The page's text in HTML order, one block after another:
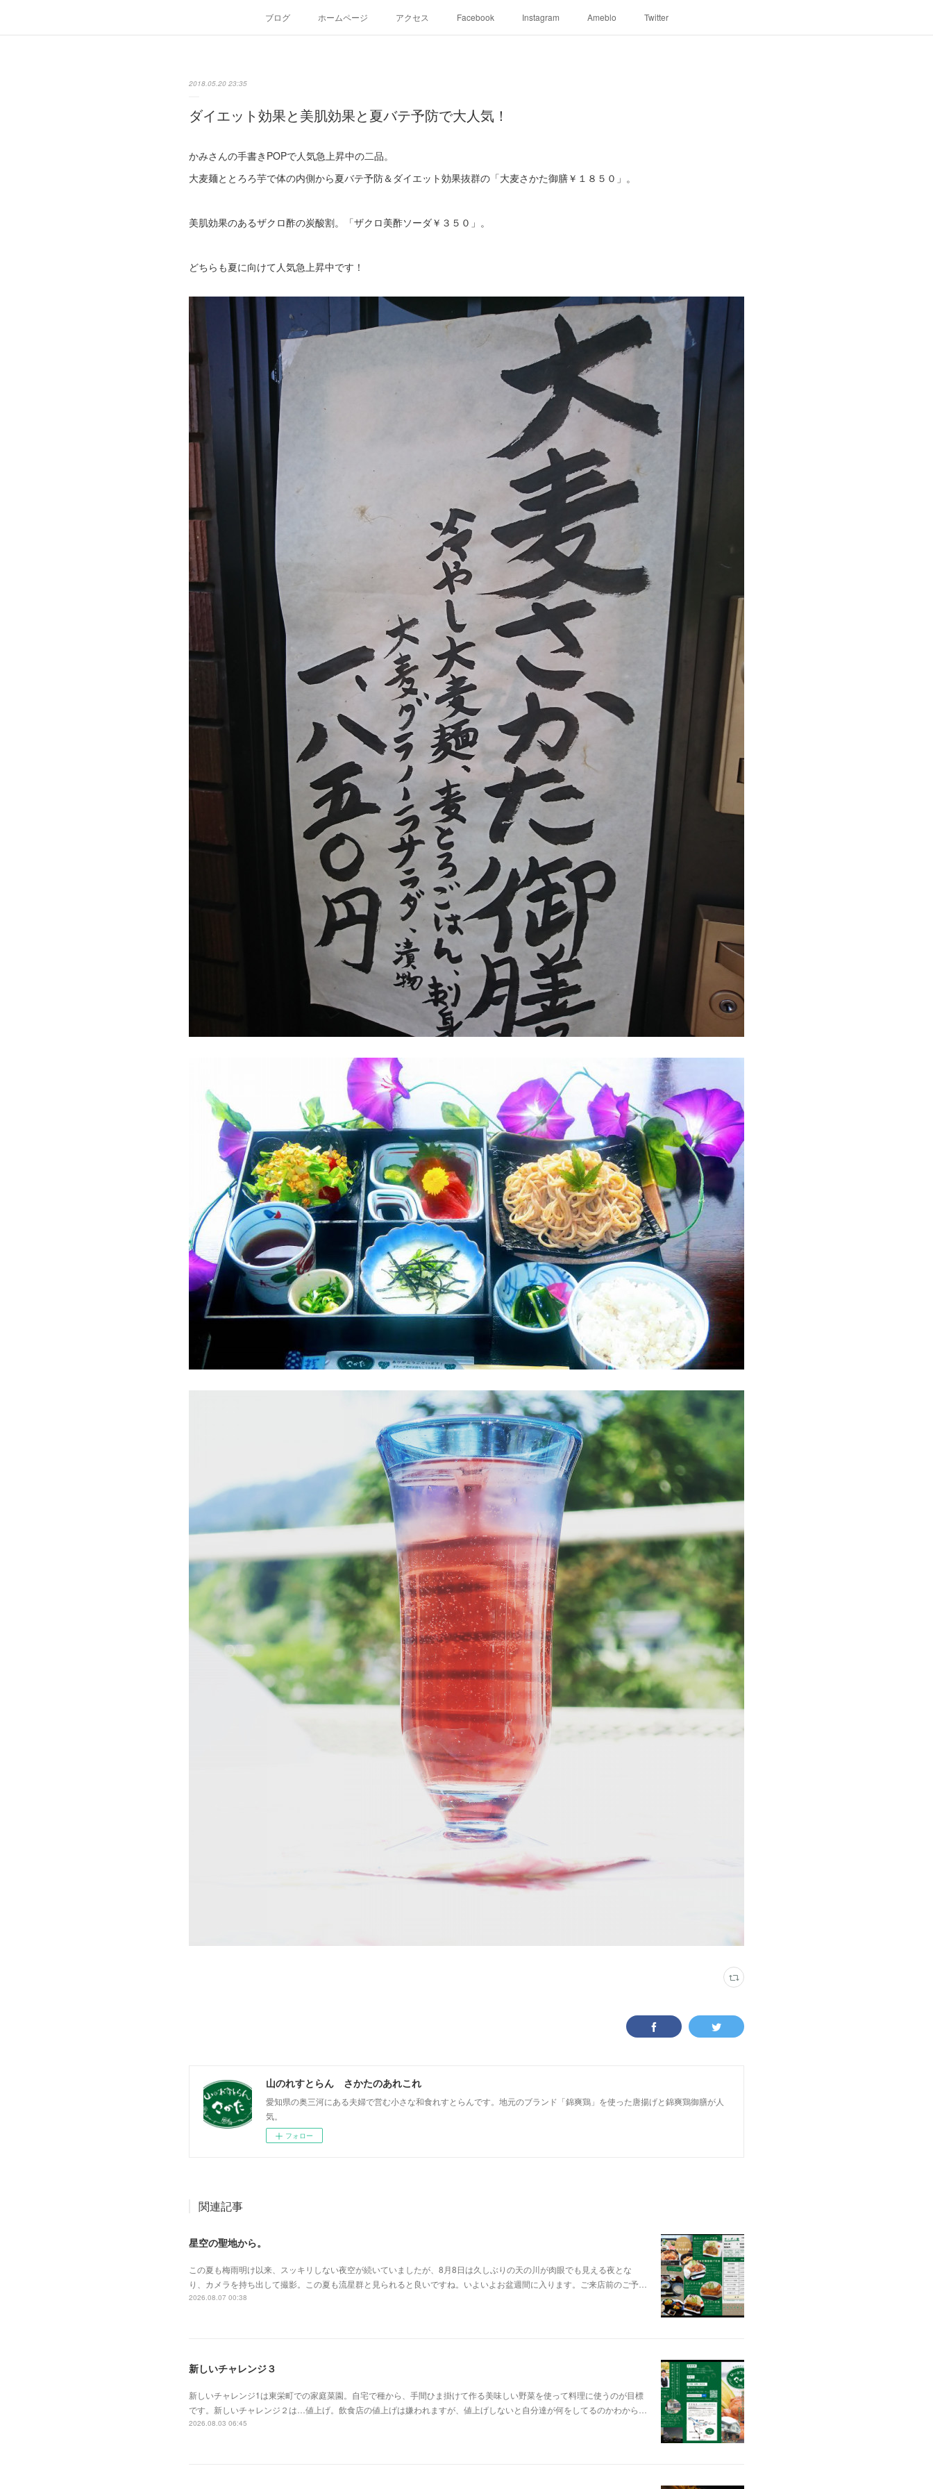
ブログ ホームページ アクセス Facebook Instagram Ameblo Twitter
2018.05.20 23:35
ダイエット効果と美肌効果と夏バテ予防で大人気！
かみさんの手書きPOPで人気急上昇中の二品。
大麦麺ととろろ芋で体の内側から夏バテ予防＆ダイエット効果抜群の「大麦さかた御膳￥１８５０」。
美肌効果のあるザクロ酢の炭酸割。「ザクロ美酢ソーダ￥３５０」。
どちらも夏に向けて人気急上昇中です！
山のれすとらん さかたのあれこれ
愛知県の奥三河にある夫婦で営む小さな和食れすとらんです。地元のブランド「錦爽鶏」を使った唐揚げと錦爽鶏御膳が人
気。
フォロー
関連記事
星空の聖地から。
この夏も梅雨明け以来、スッキリしない夜空が続いていましたが、8月8日は久しぶりの天の川が肉眼でも見える夜とな
り、カメラを持ち出して撮影。この夏も流星群と見られると良いですね。いよいよお盆週間に入ります。ご来店前のご予…
2026.08.07 00:38
新しいチャレンジ３
新しいチャレンジ1は東栄町での家庭菜園。自宅で種から、手間ひま掛けて作る美味しい野菜を使って料理に使うのが目標
です。新しいチャレンジ２は…値上げ。飲食店の値上げは嫌われますが、値上げしないと自分達が何をしてるのかわから…
2026.08.03 06:45